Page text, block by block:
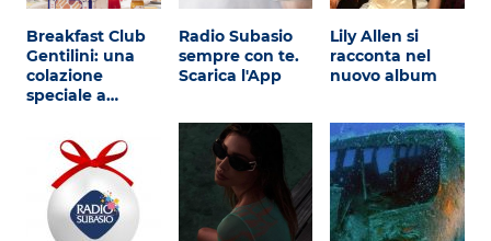
Breakfast Club
Gentilini: una
colazione
speciale a…
Radio Subasio
sempre con te.
Scarica l'App
Lily Allen si
racconta nel
nuovo album